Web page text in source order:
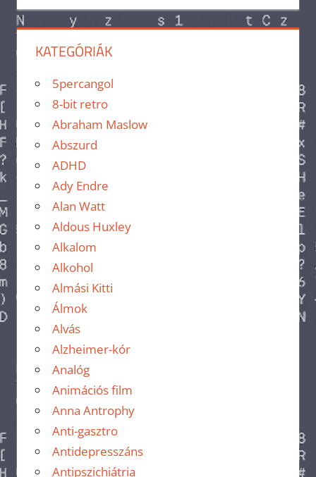
KATEGÓRIÁK
5percangol
8-bit retro
Abraham Maslow
Abszurd
ADHD
Ady Endre
Alan Watt
Aldous Huxley
Alkalom
Alkohol
Almási Kitti
Álmok
Alvás
Alzheimer-kór
Analóg
Animációs film
Anna Antrophy
Anti-gasztro
Antidepresszáns
Antipszichiátria